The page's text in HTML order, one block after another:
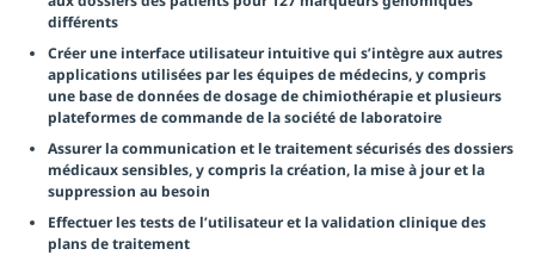
différents
Créer une interface utilisateur intuitive qui s’intègre aux autres
applications utilisées par les équipes de médecins, y compris
une base de données de dosage de chimiothérapie et plusieurs
plateformes de commande de la société de laboratoire
Assurer la communication et le traitement sécurisés des dossiers
médicaux sensibles, y compris la création, la mise à jour et la
suppression au besoin
Effectuer les tests de l’utilisateur et la validation clinique des
plans de traitement